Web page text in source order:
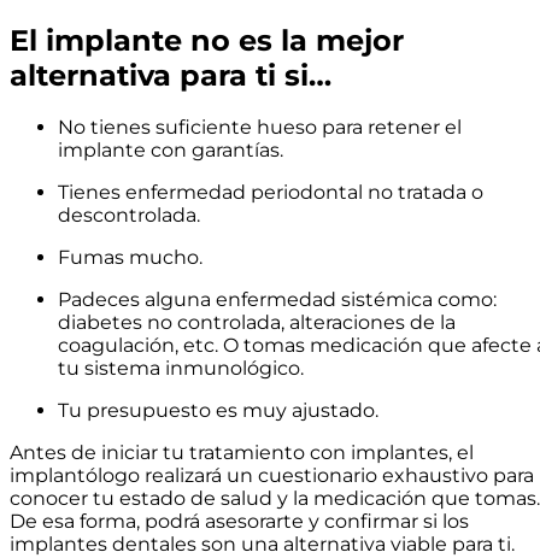
El implante no es la mejor
alternativa para ti si…
No tienes suficiente hueso para retener el
implante con garantías.
Tienes enfermedad periodontal no tratada o
descontrolada.
Fumas mucho.
Padeces alguna enfermedad sistémica como:
diabetes no controlada, alteraciones de la
coagulación, etc. O tomas medicación que afecte
tu sistema inmunológico.
Tu presupuesto es muy ajustado.
Antes de iniciar tu tratamiento con implantes, el
implantólogo realizará un cuestionario exhaustivo para
conocer tu estado de salud y la medicación que tomas.
De esa forma, podrá asesorarte y confirmar si los
implantes dentales son una alternativa viable para ti.